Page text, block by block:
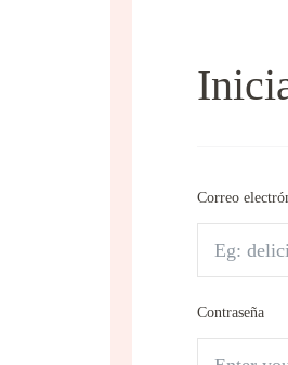
Correo
Contraseña